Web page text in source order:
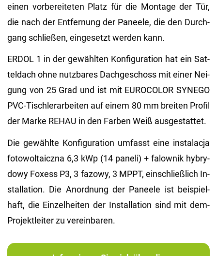
einen vor­be­rei­te­ten Platz für die Mon­ta­ge der Tür,
die nach der Ent­fer­nung der Pa­nee­le, die den Durch­
gang schlie­ßen, ein­ge­setzt wer­den kann.
ERDOL 1 in der ge­wähl­ten Kon­fi­gu­ra­ti­on hat ein Sat­
tel­dach ohne nutz­ba­res Dach­ge­schoss mit einer Nei­
gung von 25 Grad und ist mit EU­RO­CO­LOR SYN­EGO
PVC-Tisch­ler­ar­bei­ten auf einem 80 mm brei­ten Pro­fil
der Marke REHAU in den Far­ben Weiß aus­ge­stat­tet.
Die ge­wähl­te Kon­fi­gu­ra­ti­on um­fasst eine instalac­ja
fo­to­wol­taicz­na 6,3 kWp (14 pa­ne­li) + fa­low­nik hy­bry­
dowy Fo­xess P3, 3 fa­zowy, 3 MPPT, ein­schlie­ß­lich In­
stal­la­ti­on. Die An­ord­nung der Pa­nee­le ist bei­spiel­
haft, die Ein­zel­hei­ten der In­stal­la­ti­on sind mit dem­
Pro­jekt­lei­ter zu ver­ein­ba­ren.